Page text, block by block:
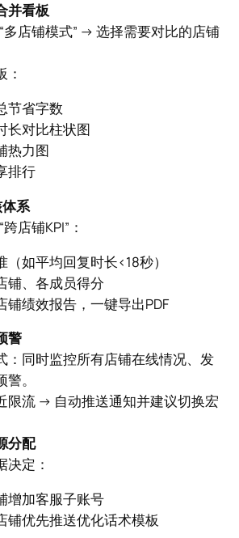
并看板
店铺模式” → 选择需要对比的店铺
：
节省字数
长对比柱状图
热力图
排行
系
店铺KPI”：
如平均回复时长<18秒）
铺、各成员得分
铺绩效报告，一键导出PDF
警
：同时监控所有店铺在线情况、发
。
限流 → 自动推送通知并建议切换宏
分配
决定：
增加客服子账号
铺优先推送优化话术模板